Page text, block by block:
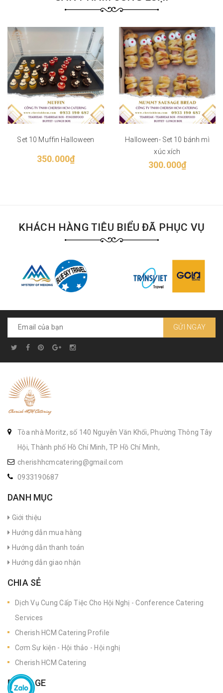
Set 10 Muffin Halloween
350.000₫
Halloween- Set 10 bánh mì
xúc xích
300.000₫
KHÁCH HÀNG TIÊU BIỂU ĐÃ PHỤC VỤ
GỬI NGAY
Tòa nhà Moritz, số 140 Nguyễn Văn Khối, Phường Thông Tây
Hội, Thành phố Hồ Chí Minh, TP Hồ Chí Minh,
cherishhcmcatering@gmail.com
0933190687
DANH MỤC
Giới thiệu
Hướng dẫn mua hàng
Hướng dẫn thanh toán
Hướng dẫn giao nhận
CHIA SẺ
Dịch Vụ Cung Cấp Tiệc Cho Hội Nghị - Conference Catering
Services
Cherish HCM Catering Profile
Cơm Sự kiện - Hội thảo - Hội nghị
Cherish HCM Catering
FANPAGE